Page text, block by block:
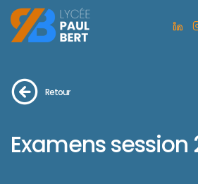
Retour
Examens session